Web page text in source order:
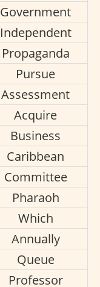
Government
Independent
Propaganda
Pursue
Assessment
Acquire
Business
Caribbean
Committee
Pharaoh
Which
Annually
Queue
Professor